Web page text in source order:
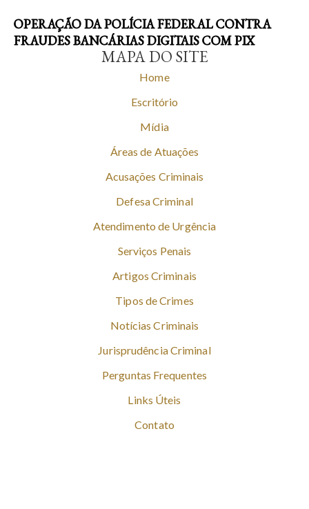
OPERAÇÃO DA POLÍCIA FEDERAL CONTRA
FRAUDES BANCÁRIAS DIGITAIS COM PIX
MAPA DO SITE
Home
Escritório
Mídia
Áreas de Atuações
Acusações Criminais
Defesa Criminal
Atendimento de Urgência
Serviços Penais
Artigos Criminais
Tipos de Crimes
Notícias Criminais
Jurisprudência Criminal
Perguntas Frequentes
Links Úteis
Contato